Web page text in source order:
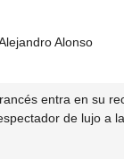
Alonso
entra en su
de lujo a